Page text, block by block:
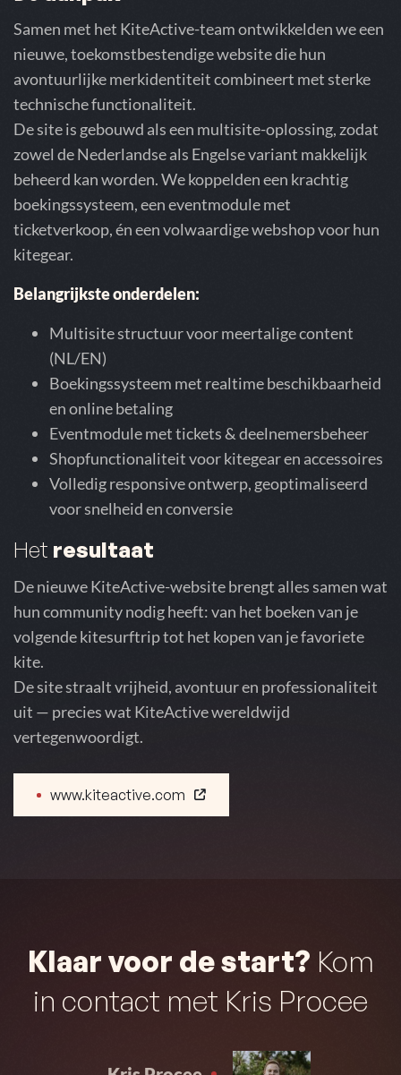
Samen met het KiteActive-team ontwikkelden we een
nieuwe, toekomstbestendige website die hun
avontuurlijke merkidentiteit combineert met sterke
technische functionaliteit.
De site is gebouwd als een multisite-oplossing, zodat
zowel de Nederlandse als Engelse variant makkelijk
beheerd kan worden. We koppelden een krachtig
boekingssysteem, een eventmodule met
ticketverkoop, én een volwaardige webshop voor hun
kitegear.
Belangrijkste onderdelen:
Multisite structuur voor meertalige content
(NL/EN)
Boekingssysteem met realtime beschikbaarheid
en online betaling
Eventmodule met tickets & deelnemersbeheer
Shopfunctionaliteit voor kitegear en accessoires
Volledig responsive ontwerp, geoptimaliseerd
voor snelheid en conversie
Het resultaat
De nieuwe KiteActive-website brengt alles samen wat
hun community nodig heeft: van het boeken van je
volgende kitesurftrip tot het kopen van je favoriete
kite.
De site straalt vrijheid, avontuur en professionaliteit
uit — precies wat KiteActive wereldwijd
vertegenwoordigt.
www.kiteactive.com
Klaar voor de start? Kom
in contact met Kris Procee